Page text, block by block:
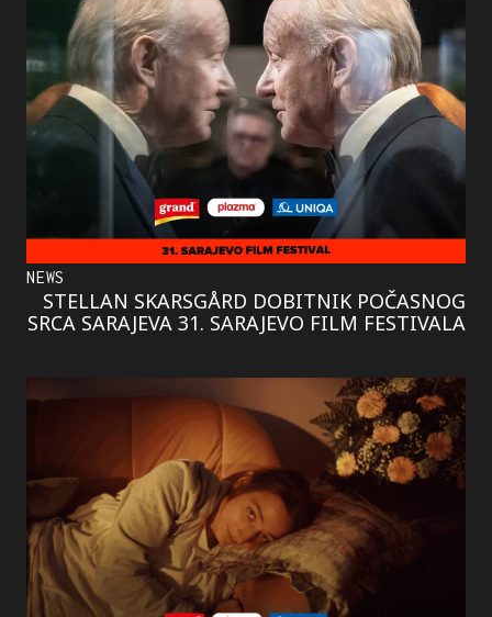
NEWS
STELLAN SKARSGÅRD DOBITNIK POČASNOG
SRCA SARAJEVA 31. SARAJEVO FILM FESTIVALA